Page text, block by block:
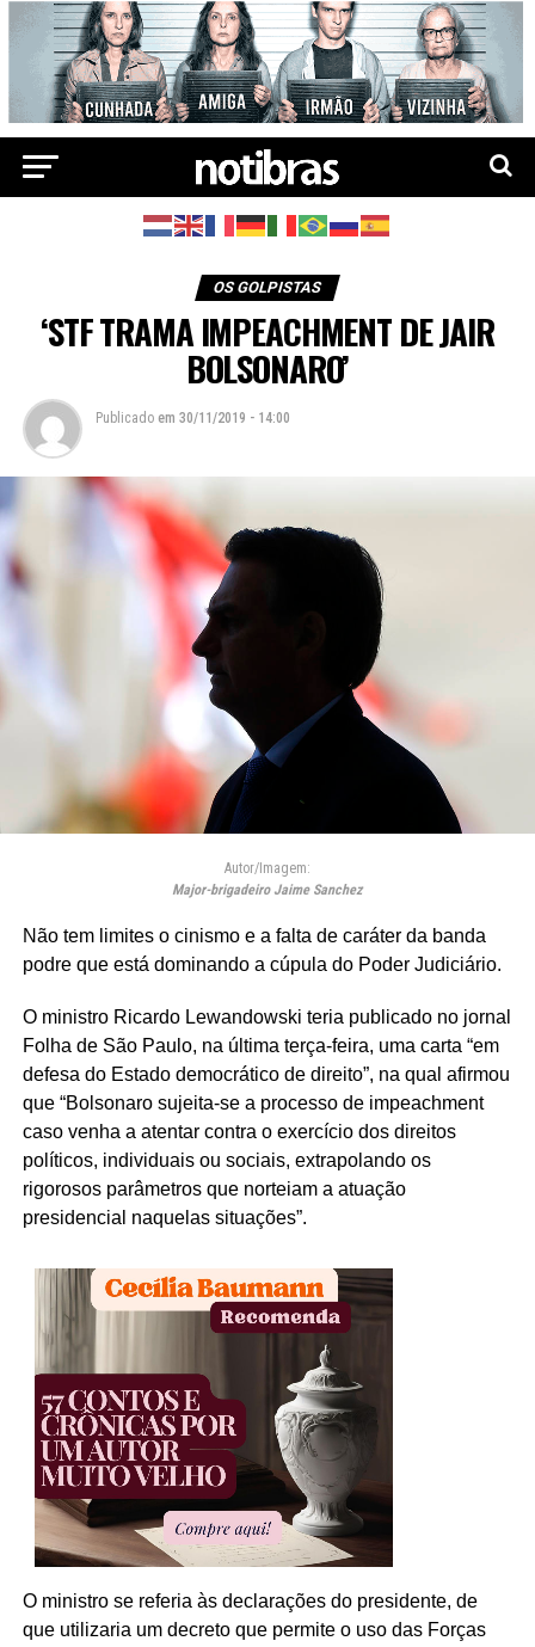
OS GOLPISTAS
‘STF TRAMA IMPEACHMENT DE JAIR
BOLSONARO’
Publicado em 30/11/2019 - 14:00
Autor/Imagem:
Major-brigadeiro Jaime Sanchez
Não tem limites o cinismo e a falta de caráter da banda
podre que está dominando a cúpula do Poder Judiciário.
O ministro Ricardo Lewandowski teria publicado no jornal
Folha de São Paulo, na última terça-feira, uma carta “em
defesa do Estado democrático de direito”, na qual afirmou
que “Bolsonaro sujeita-se a processo de impeachment
caso venha a atentar contra o exercício dos direitos
políticos, individuais ou sociais, extrapolando os
rigorosos parâmetros que norteiam a atuação
presidencial naquelas situações”.
O ministro se referia às declarações do presidente, de
que utilizaria um decreto que permite o uso das Forças